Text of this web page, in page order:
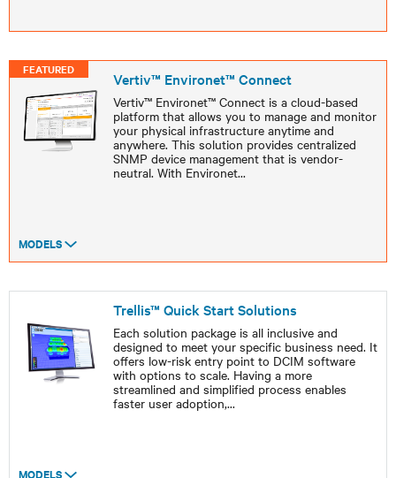
FEATURED Vertiv™ Environet™ Connect
Vertiv™ Environet™ Connect is a cloud-based
platform that allows you to manage and monitor
your physical infrastructure anytime and
anywhere. This solution provides centralized
SNMP device management that is vendor-
neutral. With Environet...
MODELS
Trellis™ Quick Start Solutions
Each solution package is all inclusive and
designed to meet your specific business need. It
offers low-risk entry point to DCIM software
with options to scale. Having a more
streamlined and simplified process enables
faster user adoption,...
MODELS